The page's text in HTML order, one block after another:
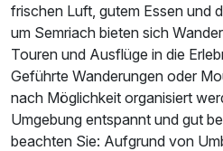
frischen Luft, gutem Essen und
um Semriach bieten sich
Touren und Ausflüge in die
Geführte Wanderungen oder
nach Möglichkeit organisiert
Umgebung entspannt und gut
beachten Sie: Aufgrund von